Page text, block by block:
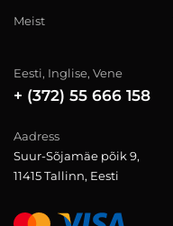
Meist
Eesti, Inglise, Vene
+ (372) 55 666 158
Aadress
Suur-Sõjamäe põik 9,
11415 Tallinn, Eesti